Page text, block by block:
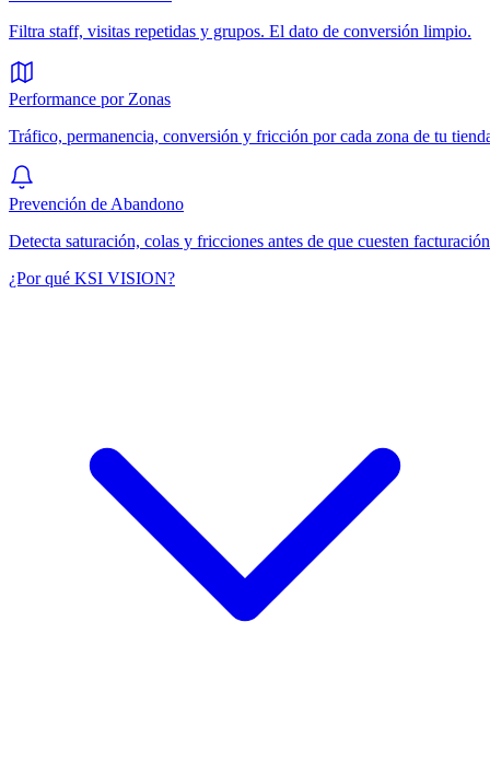
Filtra staff, visitas repetidas y grupos. El dato de conversión limpio.
Performance por Zonas
Tráfico, permanencia, conversión y fricción por cada zona de tu
Prevención de Abandono
Detecta saturación, colas y fricciones antes de que cuesten
¿Por qué KSI VISION?